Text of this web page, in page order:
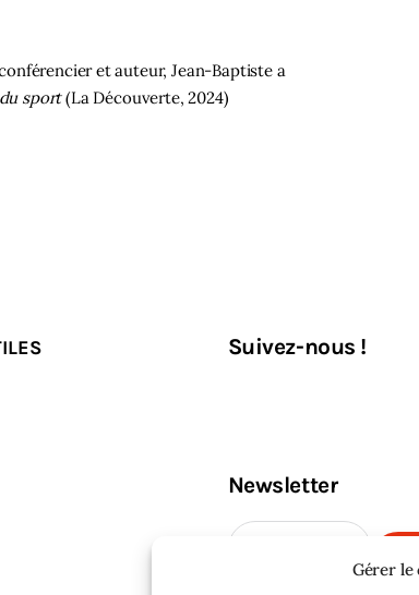
Gérer le
et auteur, Jean-Baptiste a
sport(La Découverte, 2024)
Suivez-nous !
Newsletter